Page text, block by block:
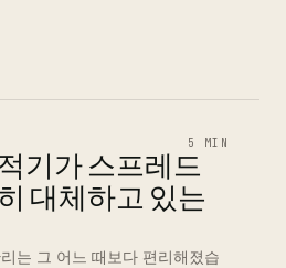
5 MIN
기가 스프레드
대체하고 있는
는 그 어느 때보다 편리해졌습